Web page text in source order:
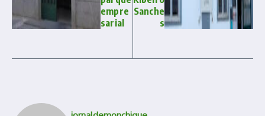
empre
sarial
Sanche
s